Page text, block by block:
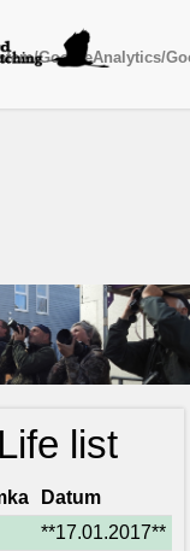
GoogleAnalytics/
list
Datum
**17.01.2017**